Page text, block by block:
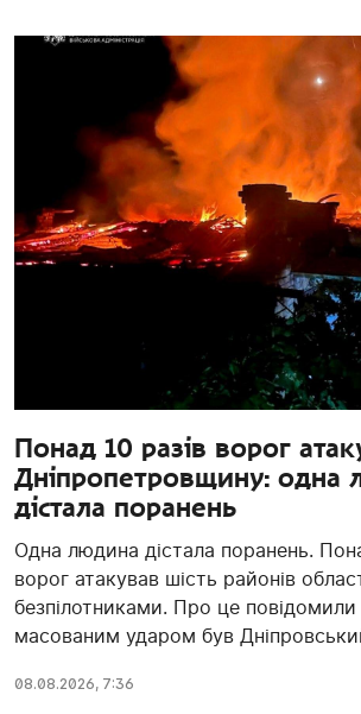
Понад 10 разів ворог
Дніпропетровщину: одна
дістала поранень
Одна людина дістала поранень.
ворог атакував шість районів
безпілотниками. Про це
масованим ударом був
08.08.2026, 7:36